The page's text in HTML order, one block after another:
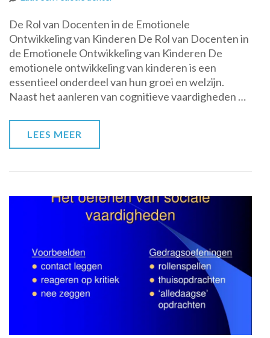
Cruciale
Rol
van
Docenten
in
de
De Rol van Docenten in de Emotionele
Ontwikkeling van Kinderen De Rol van Docenten in
de Emotionele Ontwikkeling van Kinderen De
emotionele ontwikkeling van kinderen is een
essentieel onderdeel van hun groei en welzijn.
Naast het aanleren van cognitieve vaardigheden …
LEES MEER